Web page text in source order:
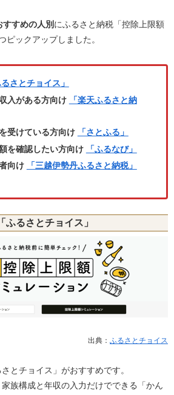
すすめの人別にふるさと納税「控除上限額
ピックアップしました。
るさとチョイス」
入がある方向け
「楽天ふるさと納
受けている方向け
「さとふる」
を確認したい方向け
「ふるなび」
向け
「三越伊勢丹ふるさと納税」
ふるさとチョイス」
出典： ふるさとチョイス
とチョイス」がおすすめです。
族構成と年収の入力だけでできる「かん